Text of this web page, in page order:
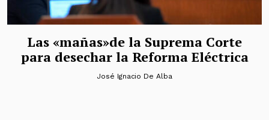
Las «mañas»de la Suprema Corte
para desechar la Reforma Eléctrica
José Ignacio De Alba